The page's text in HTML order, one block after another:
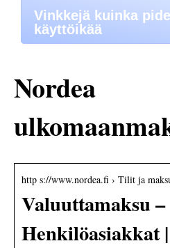
Vinkkejä kuinka
käyttöikää
Nordea
http s://www.nordea.fi › Tilit ja
Valuuttamaksu –
Henkilöasiakkat